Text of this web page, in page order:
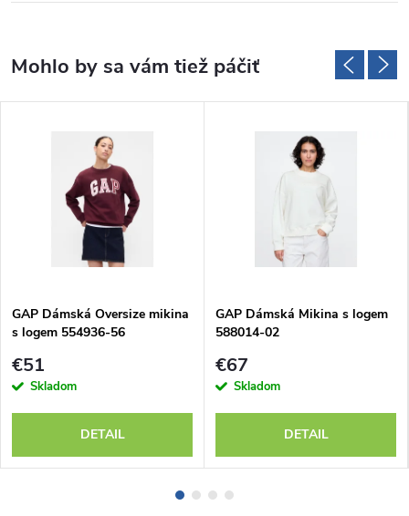
GAP Dámská Oversize mikina
s logem 554936-56
€51
Skladom
DETAIL
GAP Dámská Mikina s logem
588014-02
€67
Skladom
DETAIL